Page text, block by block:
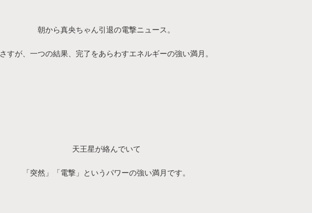
朝から真央ちゃん引退の電撃ニュース。
さすが、一つの結果、完了をあらわすエネルギーの強い満月。
天王星が絡んでいて
「突然」「電撃」というパワーの強い満月です。